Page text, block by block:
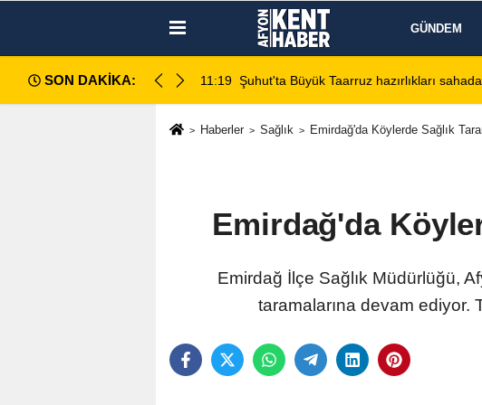
GÜNDEM
SON DAKİKA:
değerlendirildi 11:18 Afyon Cenaze İlanları: 7 Ağustos 2026
Haberler Sağlık Emirdağ'da Köylerde Sağlık
Emirdağ'da
Emirdağ İlçe Sağlık Müdürlüğü,
taramalarına devam ediyor.